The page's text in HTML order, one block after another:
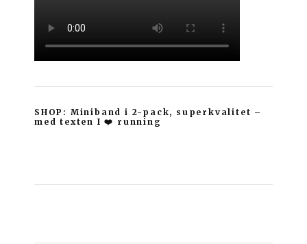
SHOP: Miniband i 2-pack, superkvalitet –
med texten I ❤️ running